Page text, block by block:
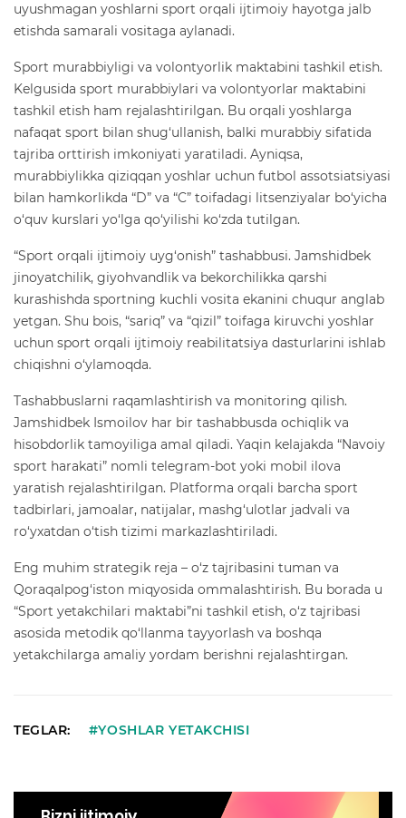
uyushmagan yoshlarni sport orqali ijtimoiy hayotga jalb
etishda samarali vositaga aylanadi.
Sport murabbiyligi va volontyorlik maktabini tashkil etish.
Kelgusida sport murabbiylari va volontyorlar maktabini
tashkil etish ham rejalashtirilgan. Bu orqali yoshlarga
nafaqat sport bilan shug‘ullanish, balki murabbiy sifatida
tajriba orttirish imkoniyati yaratiladi. Ayniqsa,
murabbiylikka qiziqqan yoshlar uchun futbol assotsiatsiyasi
bilan hamkorlikda “D” va “C” toifadagi litsenziyalar bo‘yicha
o‘quv kurslari yo‘lga qo‘yilishi ko‘zda tutilgan.
“Sport orqali ijtimoiy uyg‘onish” tashabbusi. Jamshidbek
jinoyatchilik, giyohvandlik va bekorchilikka qarshi
kurashishda sportning kuchli vosita ekanini chuqur anglab
yetgan. Shu bois, “sariq” va “qizil” toifaga kiruvchi yoshlar
uchun sport orqali ijtimoiy reabilitatsiya dasturlarini ishlab
chiqishni o‘ylamoqda.
Tashabbuslarni raqamlashtirish va monitoring qilish.
Jamshidbek Ismoilov har bir tashabbusda ochiqlik va
hisobdorlik tamoyiliga amal qiladi. Yaqin kelajakda “Navoiy
sport harakati” nomli telegram-bot yoki mobil ilova
yaratish rejalashtirilgan. Platforma orqali barcha sport
tadbirlari, jamoalar, natijalar, mashg‘ulotlar jadvali va
ro‘yxatdan o‘tish tizimi markazlashtiriladi.
Eng muhim strategik reja – o‘z tajribasini tuman va
Qoraqalpog‘iston miqyosida ommalashtirish. Bu borada u
“Sport yetakchilari maktabi”ni tashkil etish, o‘z tajribasi
asosida metodik qo‘llanma tayyorlash va boshqa
yetakchilarga amaliy yordam berishni rejalashtirgan.
TEGLAR: #YOSHLAR YETAKCHISI